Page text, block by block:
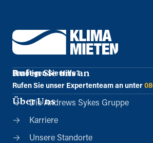
Rufen Sie uns an
Benötigen Sie Hilfe?
Rufen Sie unser Expertenteam an unter
Über Uns
Die Andrews Sykes Gruppe
Karriere
Unsere Standorte